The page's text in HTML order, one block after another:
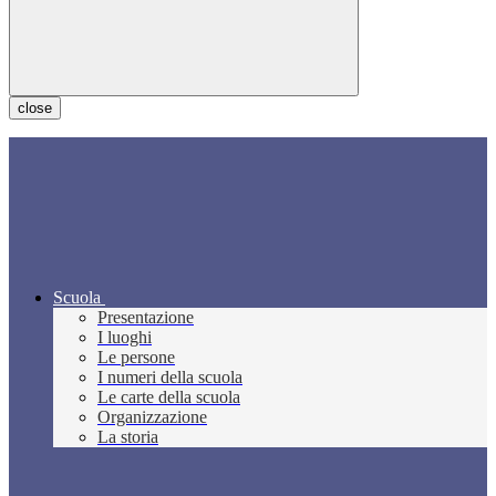
close
Scuola
Presentazione
I luoghi
Le persone
I numeri della scuola
Le carte della scuola
Organizzazione
La storia